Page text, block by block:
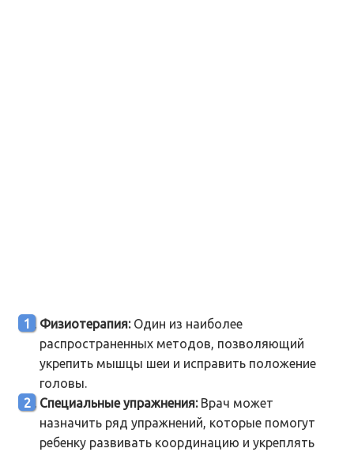
Физиотерапия:Один из наиболее
распространенных методов, позволяющий
укрепить мышцы шеи и исправить положение
головы.
Специальные упражнения:Врач может
назначить ряд упражнений, которые помогут
ребенку развивать координацию и укреплять